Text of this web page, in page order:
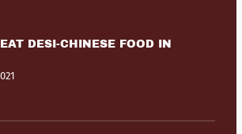
DESI-CHINESE FOOD IN